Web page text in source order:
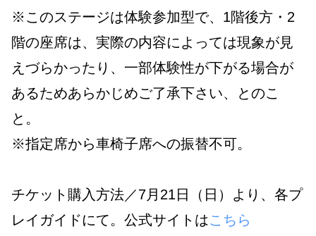
※このステージは体験参加型で、1階後方・2
階の座席は、実際の内容によっては現象が見
えづらかったり、一部体験性が下がる場合が
あるためあらかじめご了承下さい、とのこ
と。
※指定席から車椅子席への振替不可。
チケット購入方法／7月21日（日）より、各プ
レイガイドにて。公式サイトはこちら